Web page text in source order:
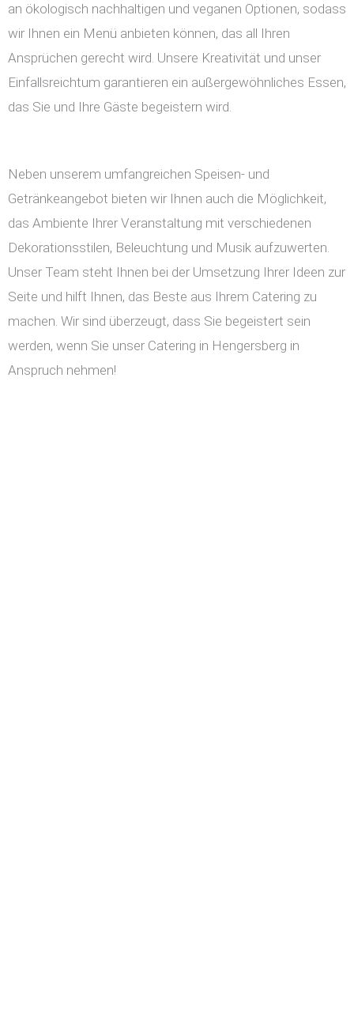
an ökologisch nachhaltigen und veganen Optionen, sodass
wir Ihnen ein Menü anbieten können, das all Ihren
Ansprüchen gerecht wird. Unsere Kreativität und unser
Einfallsreichtum garantieren ein außergewöhnliches Essen,
das Sie und Ihre Gäste begeistern wird.
Neben unserem umfangreichen Speisen- und
Getränkeangebot bieten wir Ihnen auch die Möglichkeit,
das Ambiente Ihrer Veranstaltung mit verschiedenen
Dekorationsstilen, Beleuchtung und Musik aufzuwerten.
Unser Team steht Ihnen bei der Umsetzung Ihrer Ideen zur
Seite und hilft Ihnen, das Beste aus Ihrem Catering zu
machen. Wir sind überzeugt, dass Sie begeistert sein
werden, wenn Sie unser Catering in Hengersberg in
Anspruch nehmen!